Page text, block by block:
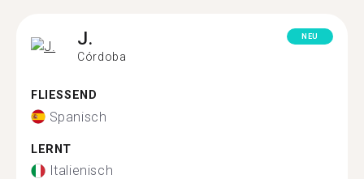
J.
Córdoba
NEU
FLIESSEND
Spanisch
LERNT
Italienisch